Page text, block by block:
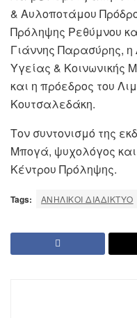
& Αυλοποτάμου
Πρόληψης Ρεθύμνου
Γιάννης Παρασύρης, η
Υγείας &
και η πρόεδρος του
Κουτσαλεδάκη.
Τον συντονισμό της
Μπογά, ψυχολόγος και
Κέντρου Πρόληψης.
Tags: ΑΝΗΛΙΚΟΙ ΔΙΑΔΙΚΤΥΟ